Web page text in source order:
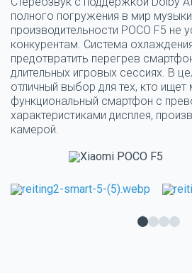
полного погружения в мир
производительности POCO F5 не
конкурентам. Система
предотвратить перегрев
длительных игровых сессиях. В
отличный выбор для тех, кто
функциональный смартфон с
характеристиками дисплея,
камерой.